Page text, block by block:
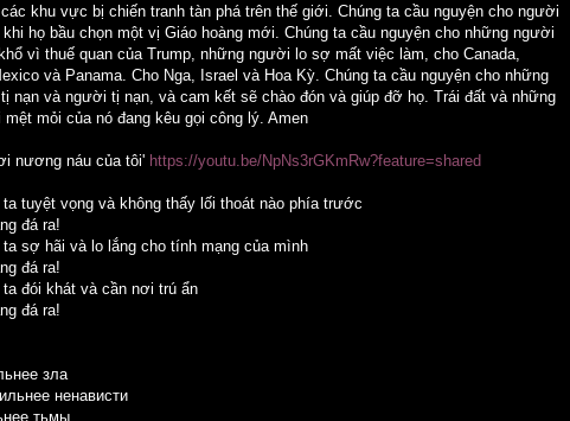
khu vực bị chiến tranh tàn phá trên thế giới. Chúng ta cầu nguyện cho người
khi họ bầu chọn một vị Giáo hoàng mới. Chúng ta cầu nguyện cho những người
vì thuế quan của Trump, những người lo sợ mất việc làm, cho Canada,
và Panama. Cho Nga, Israel và Hoa Kỳ. Chúng ta cầu nguyện cho những
nạn và người tị nạn, và cam kết sẽ chào đón và giúp đỡ họ. Trái đất và những
mỏi của nó đang kêu gọi công lý. Amen
nương náu của tôi' https://youtu.be/NpNs3rGKmRw?feature=shared
ta tuyệt vọng và không thấy lối thoát nào phía trước
đá ra!
ta sợ hãi và lo lắng cho tính mạng của mình
đá ra!
ta đói khát và cần nơi trú ẩn
đá ra!
зла
ненависти
тьмы